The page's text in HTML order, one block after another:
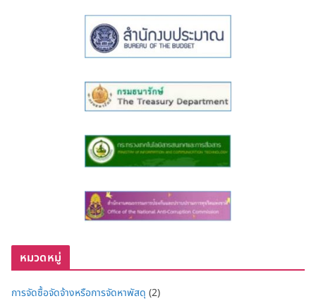
หมวดหมู่
การจัดซื้อจัดจ้างหรือการจัดหาพัสดุ (2)